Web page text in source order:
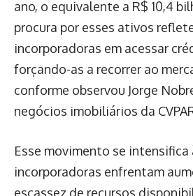
ano, o equivalente a R$ 10,4
procura por esses ativos
incorporadoras em acessar
forçando-as a recorrer ao
conforme observou Jorge
negócios imobiliários da
Esse movimento se intensifica
incorporadoras enfrentam
escassez de recursos